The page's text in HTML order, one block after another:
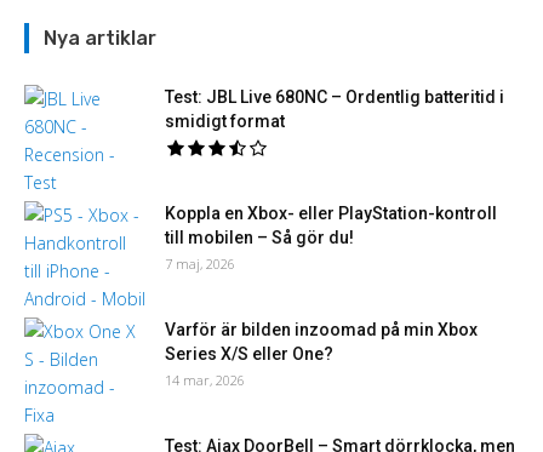
Nya artiklar
Test: JBL Live 680NC – Ordentlig batteritid i
smidigt format
Koppla en Xbox- eller PlayStation-kontroll
till mobilen – Så gör du!
7 maj, 2026
Varför är bilden inzoomad på min Xbox
Series X/S eller One?
14 mar, 2026
Test: Ajax DoorBell – Smart dörrklocka, men